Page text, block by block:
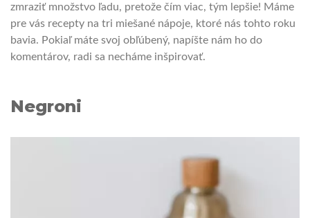
zmraziť množstvo ľadu, pretože čím viac, tým lepšie! Máme
pre vás recepty na tri miešané nápoje, ktoré nás tohto roku
bavia. Pokiaľ máte svoj obľúbený, napíšte nám ho do
komentárov, radi sa necháme inšpirovať.
Negroni